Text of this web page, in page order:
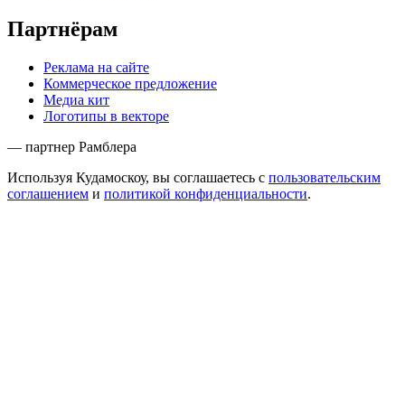
Партнёрам
Реклама на сайте
Коммерческое предложение
Медиа кит
Логотипы в векторе
— партнер Рамблера
Используя Кудамоскоу, вы соглашаетесь с пользовательским
соглашением и политикой конфиденциальности.